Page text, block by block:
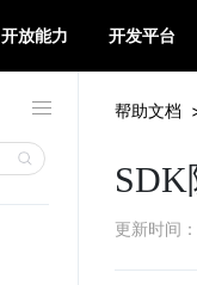
开放能力 开发平台
帮助文档
更新时间 ：